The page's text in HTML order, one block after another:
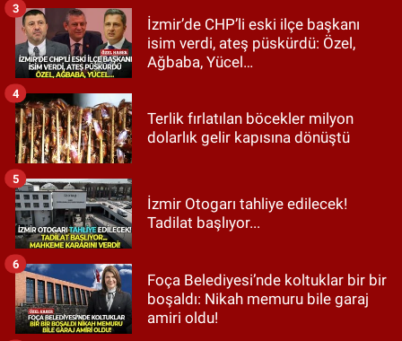
İzmir’de CHP’li eski ilçe başkanı
isim verdi, ateş püskürdü: Özel,
Ağbaba, Yücel…
3
Terlik fırlatılan böcekler milyon
dolarlık gelir kapısına dönüştü
4
İzmir Otogarı tahliye edilecek!
Tadilat başlıyor...
5
Foça Belediyesi’nde koltuklar bir bir
boşaldı: Nikah memuru bile garaj
amiri oldu!
6